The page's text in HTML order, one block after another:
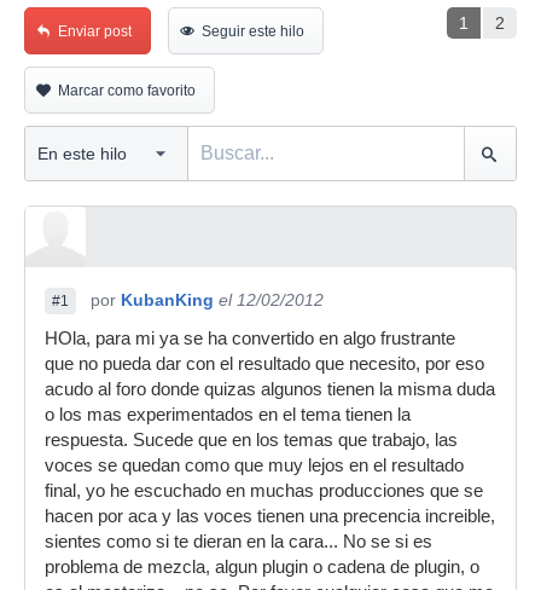
1 2
Enviar post Seguir este hilo
Marcar como favorito
#1 por KubanKing el 12/02/2012
HOla, para mi ya se ha convertido en algo frustrante
que no pueda dar con el resultado que necesito, por eso
acudo al foro donde quizas algunos tienen la misma duda
o los mas experimentados en el tema tienen la
respuesta. Sucede que en los temas que trabajo, las
voces se quedan como que muy lejos en el resultado
final, yo he escuchado en muchas producciones que se
hacen por aca y las voces tienen una precencia increible,
sientes como si te dieran en la cara... No se si es
problema de mezcla, algun plugin o cadena de plugin, o